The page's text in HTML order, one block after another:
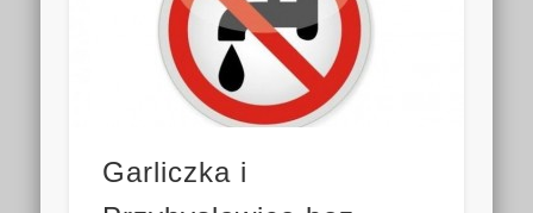
Garliczka i